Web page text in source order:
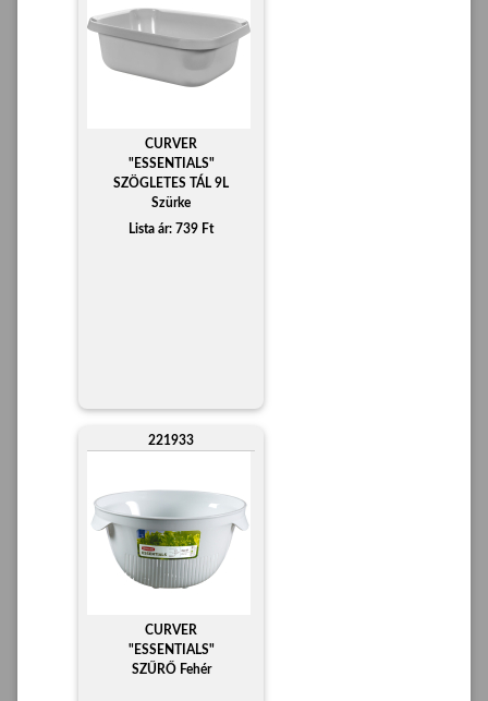
CURVER
"ESSENTIALS"
SZÖGLETES TÁL 9L
Szürke
Lista ár: 739 Ft
221933
CURVER
"ESSENTIALS"
SZŰRŐ Fehér